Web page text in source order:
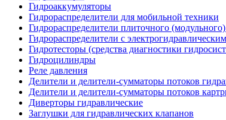
Гидроаккумуляторы
Гидрораспределители для мобильной техники
Гидрораспределители плиточного
Гидрораспределители с
Гидротесторы (средства диагностики
Гидроцилиндры
Реле давления
Делители и делители-сумматоры потоков
Делители и делители-сумматоры потоков
Диверторы гидравлические
Заглушки для гидравлических клапанов